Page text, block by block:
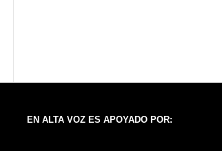
EN ALTA VOZ ES APOYADO POR: